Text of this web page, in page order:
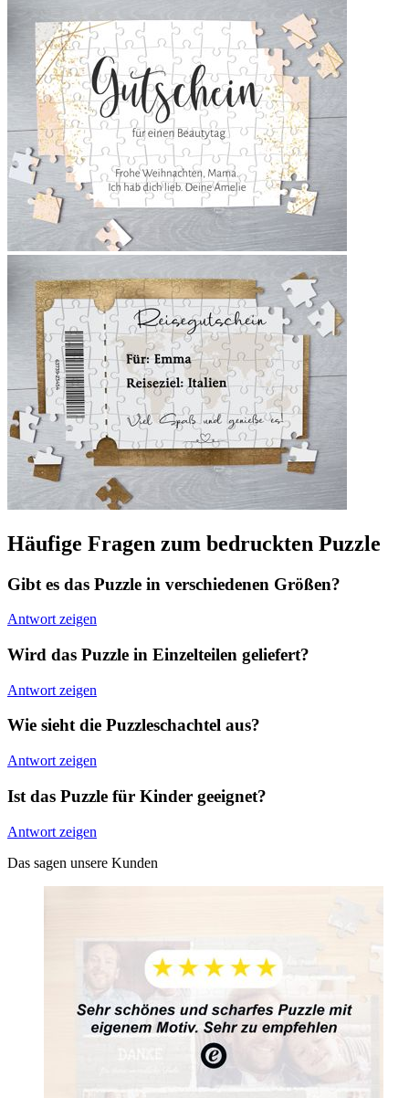
Häufige Fragen zum bedruckten Puzzle
Gibt es das Puzzle in verschiedenen Größen?
Antwort zeigen
Wird das Puzzle in Einzelteilen geliefert?
Antwort zeigen
Wie sieht die Puzzleschachtel aus?
Antwort zeigen
Ist das Puzzle für Kinder geeignet?
Antwort zeigen
Das sagen unsere Kunden